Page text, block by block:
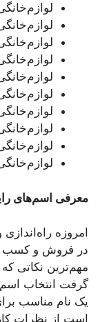
معرفی اسم‌های
امروزه
در فروش و کسب
مهم‌ترین نکاتی
گرفت انتخاب اسم
یک نام مناسب
است از نظرات